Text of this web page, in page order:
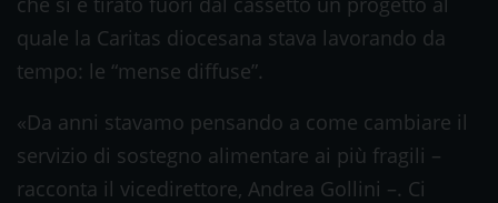
quale la Caritas diocesana stava lavorando da
tempo: le “mense diffuse”.
«Da anni stavamo pensando a come cambiare il
servizio di sostegno alimentare ai più fragili –
racconta il vicedirettore, Andrea Gollini –. Ci